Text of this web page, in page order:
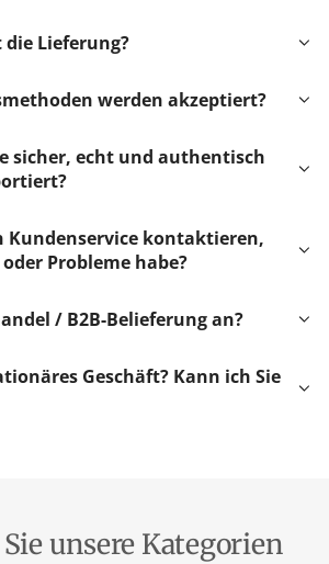
Lieferung?
werden akzeptiert?
sicher, echt und authentisch
Kundenservice kontaktieren,
Probleme habe?
/ B2B-Belieferung an?
Geschäft? Kann ich Sie
Sie unsere Kategorien